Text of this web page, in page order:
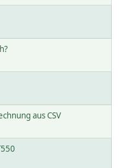
aus CSV